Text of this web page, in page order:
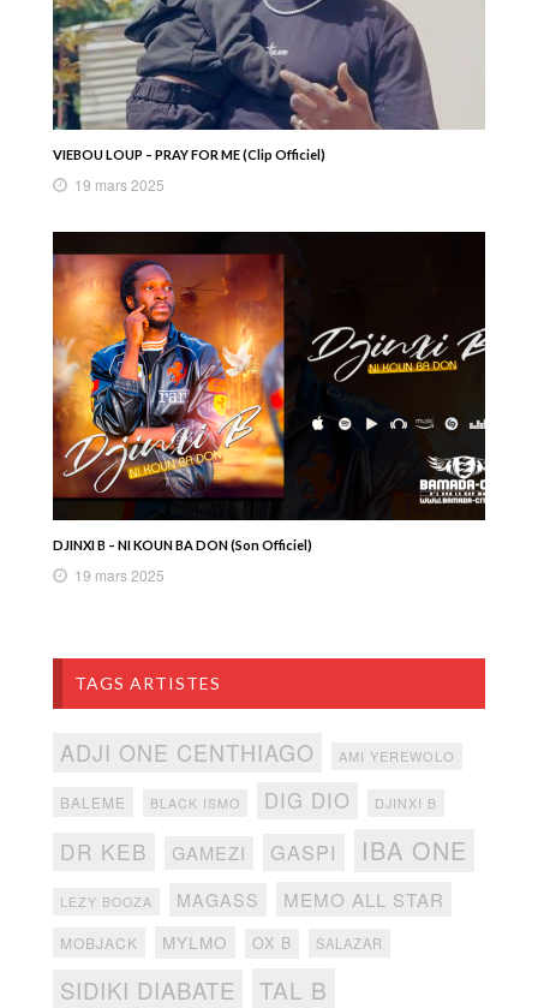
VIEBOU LOUP – PRAY FOR ME (Clip Officiel)
19 mars 2025
DJINXI B – NI KOUN BA DON (Son Officiel)
19 mars 2025
TAGS ARTISTES
ADJI ONE CENTHIAGO AMI YEREWOLO
BALEME BLACK ISMO DIG DIO DJINXI B
DR KEB GAMEZI GASPI IBA ONE
LEZY BOOZA MAGASS MEMO ALL STAR
MOBJACK MYLMO OX B SALAZAR
SIDIKI DIABATE TAL B